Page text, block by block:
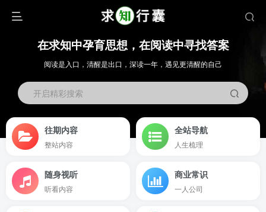
在求知中孕育思想，在阅读中寻找答案
阅读是入口，清醒是出口，深读一年，遇见更清醒的自己
开启精彩搜索
往期内容
整站内容
全站导航
人生梳理
随身视听
听看内容
商业常识
一人公司